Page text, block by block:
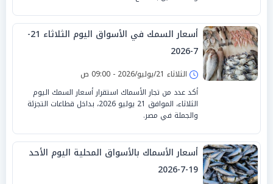
أسعار السمك في الأسواق اليوم الثلاثاء 21-
7-2026
الثلاثاء 21/يوليو/2026 - 09:00 ص
أكد عدد من تجار الأسماك استقرار أسعار السمك اليوم
الثلاثاء، الموافق 21 يوليو 2026، بداخل قطاعات التجزئة
والجملة في مصر.
أسعار الأسماك بالأسواق المحلية اليوم الأحد
19-7-2026